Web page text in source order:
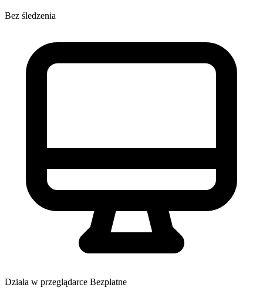
Bez śledzenia
Działa w przeglądarce Bezpłatne